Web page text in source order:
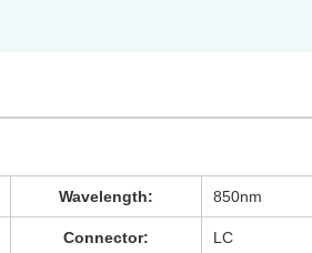
Wavelength: 850nm
Connector: LC